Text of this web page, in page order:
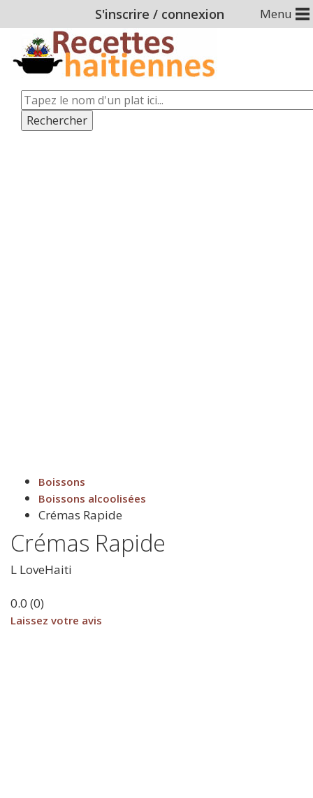
Menu
S'inscrire / connexion
Rechercher
Boissons
Boissons alcoolisées
Crémas Rapide
Crémas Rapide
L LoveHaiti
0.0 (0)
Laissez votre avis